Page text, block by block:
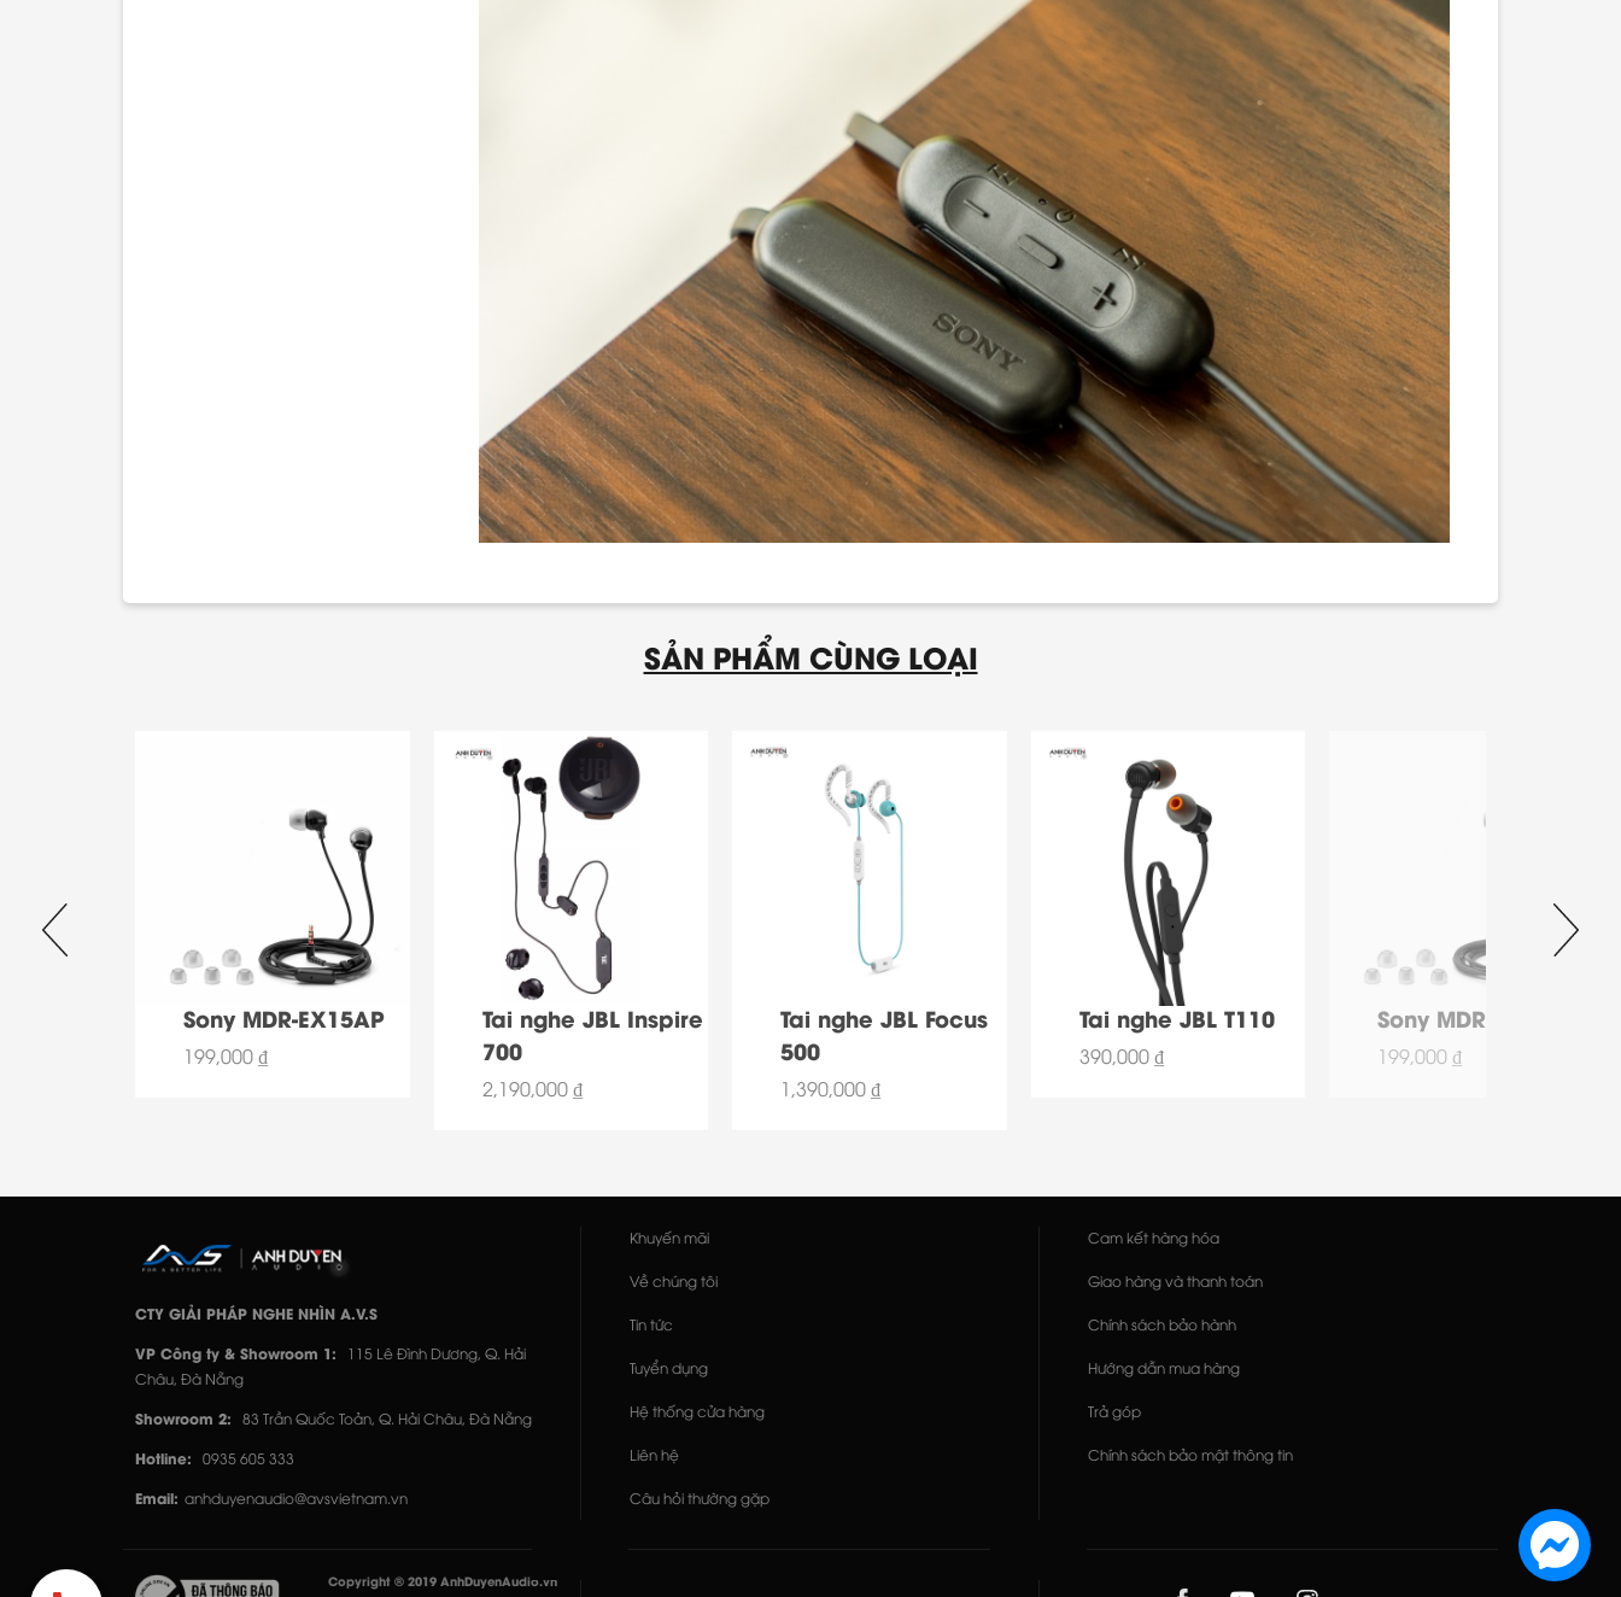
SẢN PHẨM CÙNG LOẠI
Sony MDR-EX15AP
199,000 ₫
Tai nghe JBL Inspire
700
2,190,000 ₫
Tai nghe JBL Focus
500
1,390,000 ₫
Tai nghe JBL T110
390,000 ₫
Sony MDR-EX15AP
199,000 ₫
CTY GIẢI PHÁP NGHE NHÌN A.V.S
VP Công ty & Showroom 1:
115 Lê Đình Dương, Q. Hải
Châu, Đà Nẵng
Showroom 2: 83 Trần Quốc Toản, Q. Hải Châu, Đà Nẵng
Hotline: 0935 605 333
Email: anhduyenaudio@avsvietnam.vn
Khuyến mãi
Về chúng tôi
Tin tức
Tuyển dụng
Hệ thống cửa hàng
Liên hệ
Câu hỏi thường gặp
Cam kết hàng hóa
Giao hàng và thanh toán
Chính sách bảo hành
Hướng dẫn mua hàng
Trả góp
Chính sách bảo mật thông tin
Copyright © 2019 AnhDuyenAudio.vn